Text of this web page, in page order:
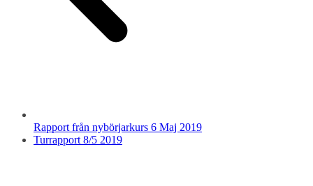
Rapport från nybörjarkurs 6 Maj 2019
Turrapport 8/5 2019